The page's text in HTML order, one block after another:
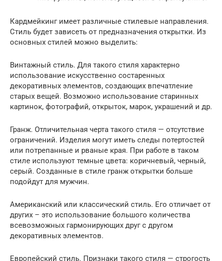
Кардмейкинг имеет различные стилевые направления.
Стиль будет зависеть от предназначения открытки. Из
основных стилей можно выделить:
Винтажный стиль. Для такого стиля характерно
использование искусственно состаренных
декоративных элементов, создающих впечатление
старых вещей. Возможно использование старинных
картинок, фотографий, открыток, марок, украшений и др.
Гранж. Отличительная черта такого стиля — отсутствие
ограничений. Изделия могут иметь следы потертостей
или потрепанные и рваные края. При работе в таком
стиле используют темные цвета: коричневый, черный,
серый. Созданные в стиле гранж открытки больше
подойдут для мужчин.
Американский или классический стиль. Его отличает от
других – это использование большого количества
всевозможных гармонирующих друг с другом
декоративных элементов.
Европейский стиль. Признаки такого стиля — строгость